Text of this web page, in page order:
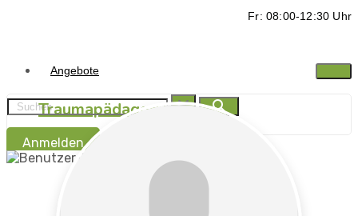
Fr: 08:00-12:30 Uhr
Angebote
Traumapädagogik
Traumasensibel
Anmelden